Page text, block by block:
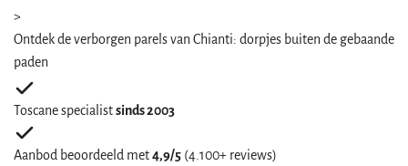
>
Ontdek de verborgen parels van Chianti: dorpjes buiten de gebaande
paden
Toscane specialistsinds 2003
Aanbod beoordeeld met4,9/5 (4.100+ reviews)